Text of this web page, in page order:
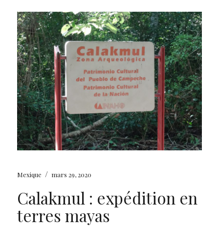
Mexique / mars 29, 2020
Calakmul : expédition en
terres mayas